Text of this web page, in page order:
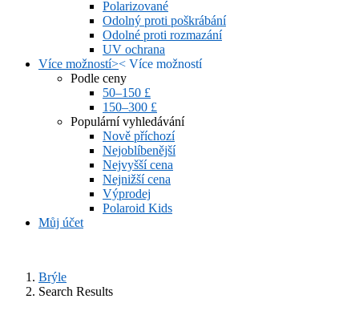
Polarizované
Odolný proti poškrábání
Odolné proti rozmazání
UV ochrana
Více možností>< Více možností
Podle ceny
50–150 £
150–300 £
Populární vyhledávání
Nově příchozí
Nejoblíbenější
Nejvyšší cena
Nejnižší cena
Výprodej
Polaroid Kids
Můj účet
Brýle
Search Results